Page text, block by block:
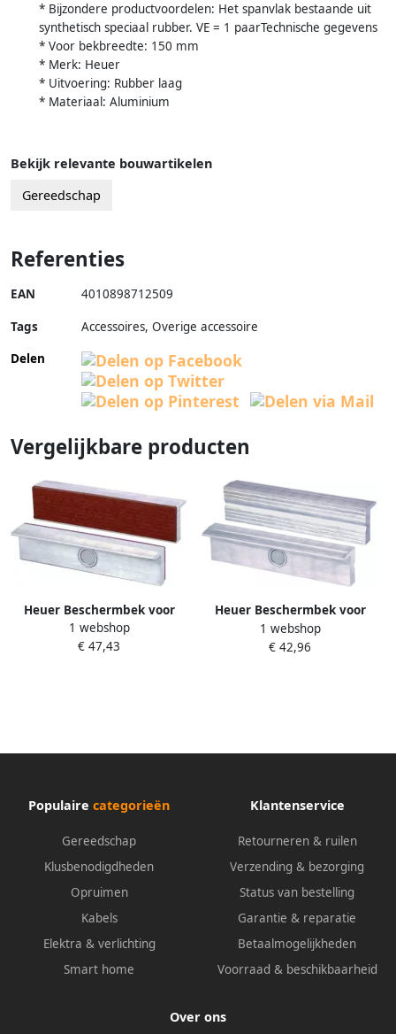
* Bijzondere productvoordelen: Het spanvlak bestaande uit
synthetisch speciaal rubber. VE = 1 paarTechnische gegevens
* Voor bekbreedte: 150 mm
* Merk: Heuer
* Uitvoering: Rubber laag
* Materiaal: Aluminium
Bekijk relevante bouwartikelen
Gereedschap
Referenties
EAN 4010898712509
Tags
Accessoires, Overige accessoire
Delen
Vergelijkbare producten
Heuer Beschermbek voor
bankschroef | voor
bekbreedte 150 mm |
1 webshop
€ 47,43
Heuer Beschermbek voor
bankschroef | voor
bekbreedte 150 mm |
1 webshop
€ 42,96
Populaire categorieën
Gereedschap
Klusbenodigdheden
Opruimen
Kabels
Elektra & verlichting
Smart home
Klantenservice
Retourneren & ruilen
Verzending & bezorging
Status van bestelling
Garantie & reparatie
Betaalmogelijkheden
Voorraad & beschikbaarheid
Over ons